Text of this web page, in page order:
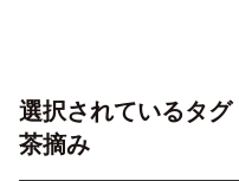
選択されているタグ
茶摘み